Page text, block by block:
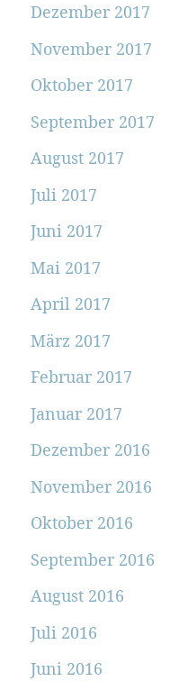
Dezember 2017
November 2017
Oktober 2017
September 2017
August 2017
Juli 2017
Juni 2017
Mai 2017
April 2017
März 2017
Februar 2017
Januar 2017
Dezember 2016
November 2016
Oktober 2016
September 2016
August 2016
Juli 2016
Juni 2016